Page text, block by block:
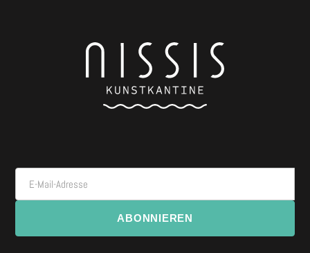
E-Mail-Adresse
ABONNIEREN